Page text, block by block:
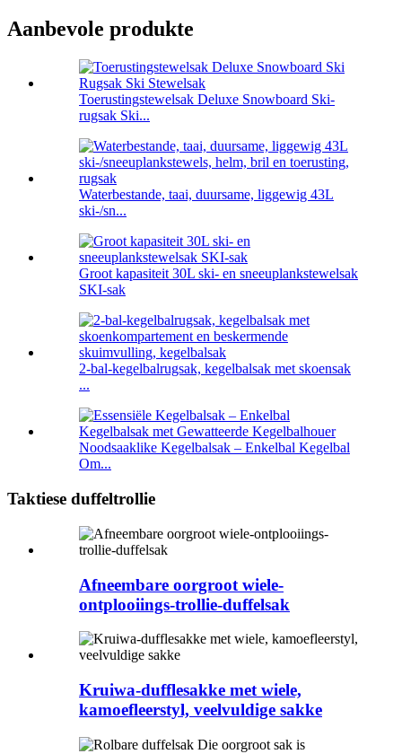
Aanbevole produkte
Toerustingstewelsak Deluxe Snowboard Ski-
rugsak Ski...
Waterbestande, taai, duursame, liggewig 43L
ski-/sn...
Groot kapasiteit 30L ski- en sneeuplankstewelsak
SKI-sak
2-bal-kegelbalrugsak, kegelbalsak met skoensak
...
Noodsaaklike Kegelbalsak – Enkelbal Kegelbal
Om...
Taktiese duffeltrollie
Afneembare oorgroot wiele-
ontplooiings-trollie-duffelsak
Kruiwa-dufflesakke met wiele,
kamoefleerstyl, veelvuldige sakke